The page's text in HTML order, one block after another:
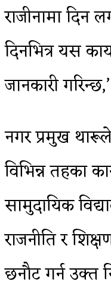
राजीनामा दिन
दिनभित्र यस
जानकारी
नगर प्रमुख
विभिन्न तहका
सामुदायिक
राजनीति र
छनौट गर्न उक्त